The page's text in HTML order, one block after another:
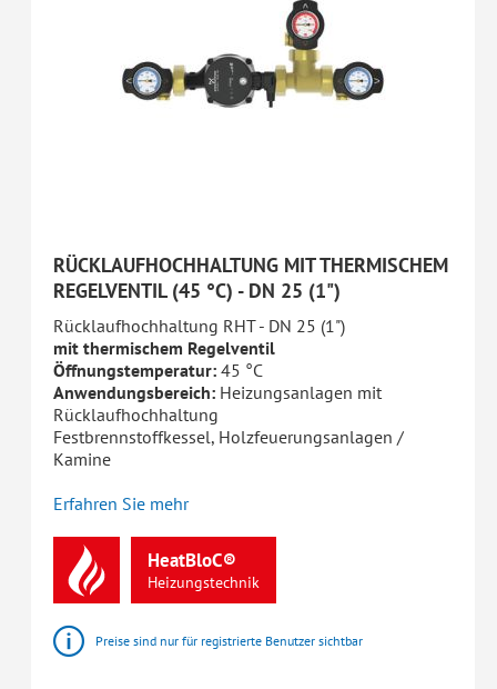
RÜCKLAUFHOCHHALTUNG MIT THERMISCHEM
REGELVENTIL (45 °C) - DN 25 (1")
Rücklaufhochhaltung RHT - DN 25 (1")
mit thermischem Regelventil
Öffnungstemperatur: 45 °C
Anwendungsbereich: Heizungsanlagen mit
Rücklaufhochhaltung
Festbrennstoffkessel, Holzfeuerungsanlagen /
Kamine
Erfahren Sie mehr
HeatBloC®
Heizungstechnik
Preise sind nur für registrierte Benutzer sichtbar